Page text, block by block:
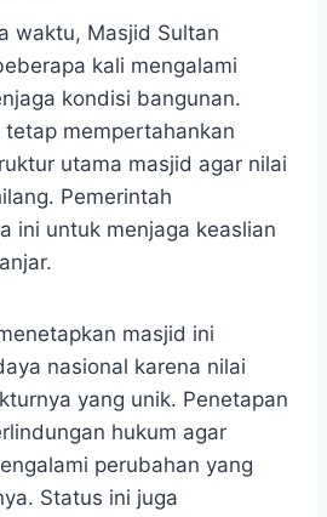
waktu, Masjid Sultan
kali mengalami
kondisi bangunan.
tetap mempertahankan
utama masjid agar nilai
Pemerintah
ini untuk menjaga keaslian
masjid ini
nasional karena nilai
yang unik. Penetapan
hukum agar
perubahan yang
Status ini juga